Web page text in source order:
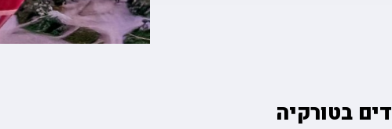
רולאן גארוס ??
פורמולה 1 🏎️
קייטי פרי
רובי וויליאמס
בטורקיה